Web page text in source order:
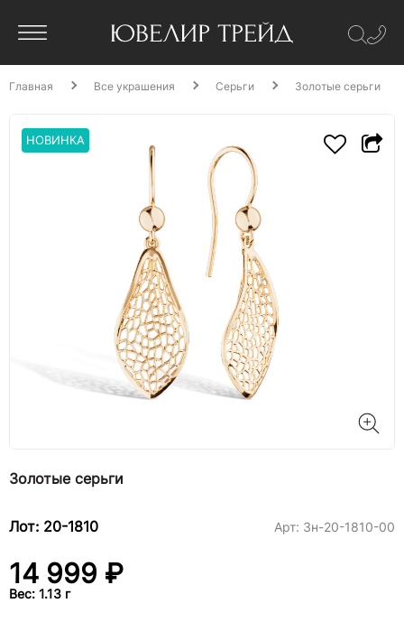
Главная Все украшения Серьги Золотые серьги
НОВИНКА
Золотые серьги
Лот: 20-1810 Арт: 3н-20-1810-00
14 999 ₽
Вес: 1.13 г